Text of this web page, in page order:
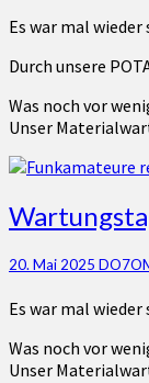
unser
Wartungstag
Es war mal
Durch unsere
Was noch vor
Unser
Wartungstag
–
erfolgreicher
Start
in
die
Fieldday-
Saison
20. Mai 2025
Es war mal
Was noch vor
Unser